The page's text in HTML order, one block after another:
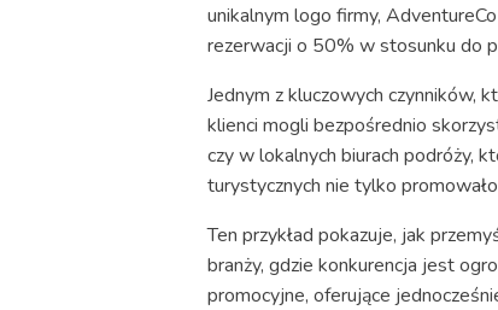
unikalnym logo firmy,
rezerwacji o 50% w stosunku do
Jednym z kluczowych czynników,
klienci mogli bezpośrednio
czy w lokalnych biurach podróży,
turystycznych nie tylko
Ten przykład pokazuje, jak
branży, gdzie konkurencja jest
promocyjne, oferujące